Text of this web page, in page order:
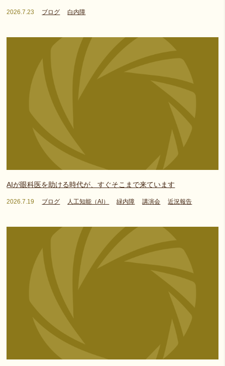
2026.7.23 ブログ 白内障
AIが眼科医を助ける時代が、すぐそこまで来ています
2026.7.19 ブログ 人工知能（AI） 緑内障 講演会 近況報告